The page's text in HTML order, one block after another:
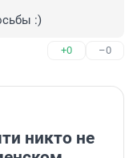
:)
+0 –0
никто не